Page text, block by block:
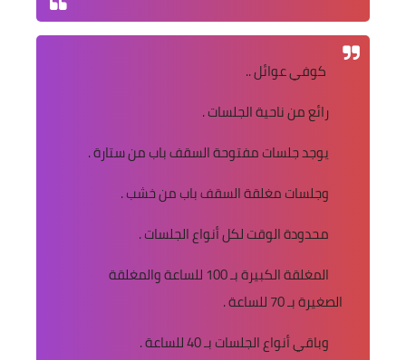
كوفي عوائل ..
رائع من ناحية الجلسات .
يوجد جلسات مفتوحة السقف باب من ستارة .
وجلسات مغلقة السقف باب من خشب .
محدودة الوقت لكل أنواع الجلسات .
المغلقة الكبيرة بـ 100 للساعة والمغلقة
الصغيرة بـ 70 للساعة .
وباقي أنواع الجلسات بـ 40 للساعة .